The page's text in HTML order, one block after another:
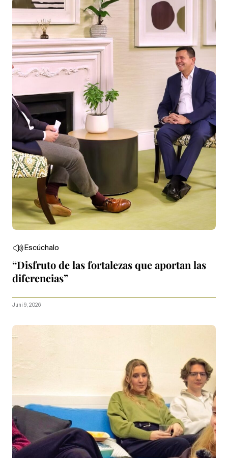
Escúchalo
“Disfruto de las fortalezas que aportan las
diferencias”
Juni 9, 2026